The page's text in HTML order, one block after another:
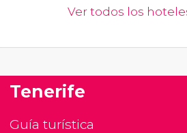
Ver todos los
Tenerife
Guía turística